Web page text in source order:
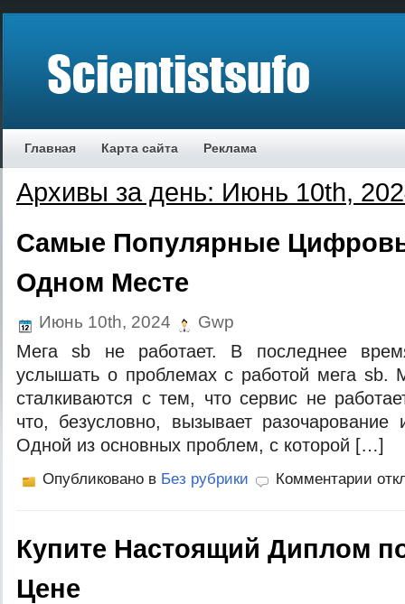
Главная Карта сайта Реклама
Архивы за день: Июнь 10th,
Самые Популярные
Одном Месте
Июнь 10th, 2024 Gwp
Мега sb не работает. В последнее
услышать о проблемах с работой мега sb.
сталкиваются с тем, что сервис не
что, безусловно, вызывает разочарование
Одной из основных проблем, с которой […]
Опубликовано в Без рубрики Комментарии
Купите Настоящий Диплом
Цене